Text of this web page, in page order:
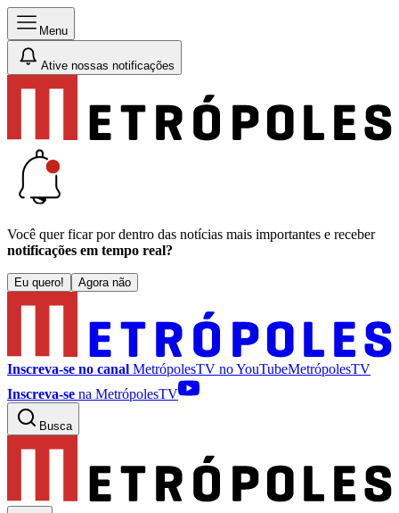
Menu
Ative nossas notificações
Você quer ficar por dentro das notícias mais importantes e receber
notificações em tempo real?
Eu quero! Agora não
Inscreva-se no canal MetrópolesTV noYouTubeMetrópolesTV
Inscreva-se na MetrópolesTV
Busca